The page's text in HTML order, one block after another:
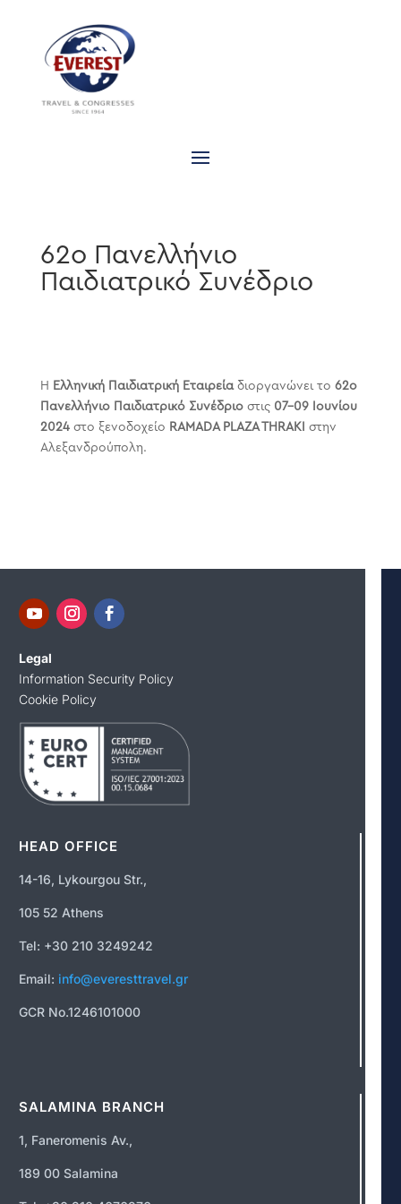
62o Πανελλήνιο
Παιδιατρικό Συνέδριο
Η Ελληνική Παιδιατρική Εταιρείαδιοργανώνει το 62ο
Πανελλήνιο Παιδιατρικό Συνέδριοστις 07-09 Ιουνίου
2024στο ξενοδοχείο RAMADA PLAZA THRAKI στην
Αλεξανδρούπολη.
Legal
Information Security Policy
Cookie Policy
HEAD OFFICE
14-16, Lykourgou Str.,
105 52 Athens
Tel: +30 210 3249242
Email: info@everesttravel.gr
GCR No.1246101000
SALAMINA BRANCH
1, Faneromenis Av.,
189 00 Salamina